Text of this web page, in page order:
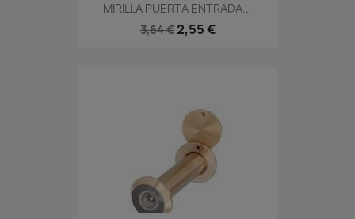
MIRILLA PUERTA ENTRADA...
3,64 € 2,55 €